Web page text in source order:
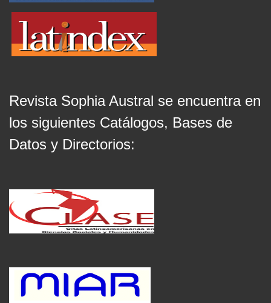
Revista Sophia Austral se encuentra en
los siguientes Catálogos, Bases de
Datos y Directorios: